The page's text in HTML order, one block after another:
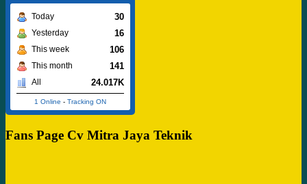
Today 30
Yesterday 16
This week 106
This month 141
All 24.017K
1 Online - Tracking ON
Fans Page Cv Mitra Jaya Teknik